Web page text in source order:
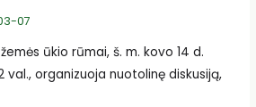
07
ūkio rūmai, š. m. kovo 14 d.
val., organizuoja nuotolinę diskusiją,